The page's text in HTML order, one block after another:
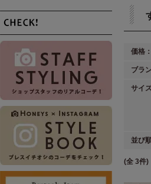
価格
ブラ
サイ
並び
(全 3件)